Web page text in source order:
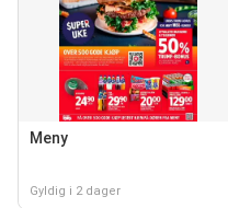
Meny
Gyldig i 2 dager